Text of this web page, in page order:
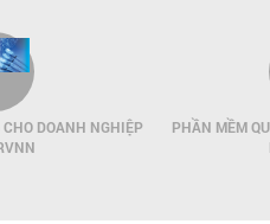
DOANH NGHIỆP
PHẦN MỀM